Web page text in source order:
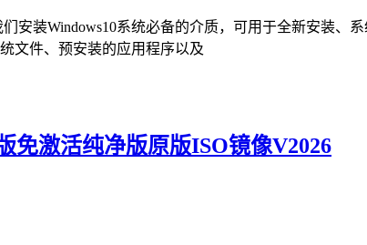
们安装Windows10系统必备的介质，可用于全新安装
文件、预安装的应用程序以及
免激活纯净版原版ISO镜像V2026